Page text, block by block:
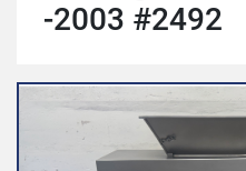
-2003 #2492